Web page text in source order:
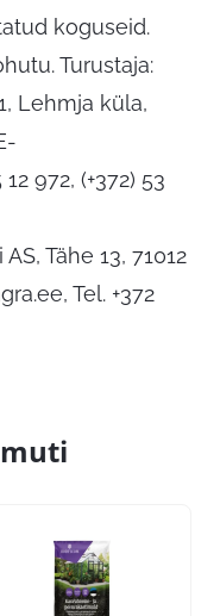
koguseid.
Turustaja:
Lehmja küla,
12 972, (+372) 53
Tähe 13, 71012
, Tel. +372